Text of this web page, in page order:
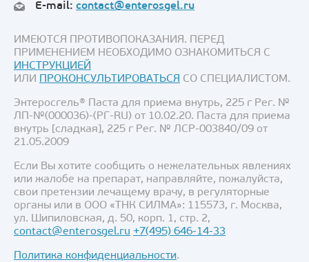
E-mail: contact@enterosgel.ru
ИМЕЮТСЯ ПРОТИВОПОКАЗАНИЯ. ПЕРЕД
ПРИМЕНЕНИЕМ НЕОБХОДИМО ОЗНАКОМИТЬСЯ С
ИНСТРУКЦИЕЙ
ИЛИ
ПРОКОНСУЛЬТИРОВАТЬСЯ СО СПЕЦИАЛИСТОМ.
Энтеросгель® Паста для приема внутрь, 225 г Рег. №
ЛП-№(000036)-(РГ-RU) от 10.02.20. Паста для приема
внутрь [сладкая], 225 г Рег. № ЛСР-003840/09 от
21.05.2009
Если Вы хотите сообщить о нежелательных явлениях
или жалобе на препарат, направляйте, пожалуйста,
свои претензии лечащему врачу, в регуляторные
органы или в ООО «ТНК СИЛМА»: 115573, г. Москва,
ул. Шипиловская, д. 50, корп. 1, стр. 2,
contact@enterosgel.ru +7(495) 646-14-33
Политика конфиденциальности.